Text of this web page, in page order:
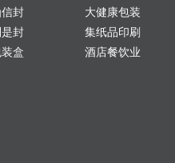
封
封
盒
大健康包装
集纸品印刷
酒店餐饮业